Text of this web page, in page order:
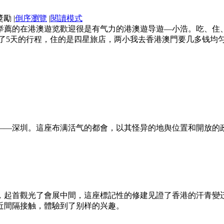
|倒序瀏覽 |閱讀模式
薦的在港澳遊览歡迎很是有气力的港澳遊导遊—小浩。吃、
天的行程，住的是四星旅店，两小我去香港澳門要几多钱均
深圳。這座布满活气的都會，以其怪异的地舆位置和開放的
首觀光了會展中間，這座標記性的修建见證了香港的汗青
隔接触，體驗到了别样的兴趣。